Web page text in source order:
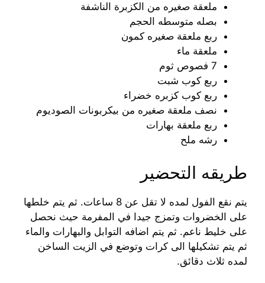
ملعقة صغيره من الكزبرة الناشفة
بصله متوسطه الحجم
ربع ملعقة صغيره كمون
ملعقة ماء
7 فصوص ثوم
ربع كوب شبت
ربع كوب كزبره خضراء
نصف ملعقة صغيره من بيكربونات الصوديوم
ربع ملعقة بهارات
رشه ملح
طريقه التحضير
يتم نقع الفول لمده لا تقل عن 8 ساعات. ثم يتم خلطها
على الخضروات وتمزج جيدا في المفرمة حيث نحصل
على خليط ناعم. ثم يتم اضافه التوابل والبهارات والماء
ثم يتم تشكيلها الى كرات وتوضع في الزيت الساخن
لمده ثلاث دقائق.